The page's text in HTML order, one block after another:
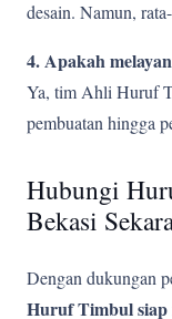
desain. Namun,
4. Apakah
Ya, tim Ahli Huruf
pembuatan hingga
Hubungi
Bekasi
Dengan dukungan
Huruf Timbul